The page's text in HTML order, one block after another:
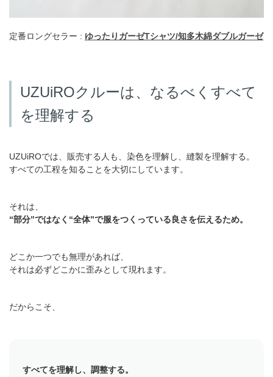
定番ロングセラー : ゆったりガーゼTシャツ/知多木綿ダブルガーゼ
UZUiROクルーは、なるべくすべて
を理解する
UZUiROでは、販売する人も、染色を理解し、縫製を理解する。
すべての工程を知ることを大切にしています。
それは、
“部分”ではなく“全体”で服をつくっている良さを伝えるため。
どこか一つでも無理があれば、
それは必ずどこかに歪みとして現れます。
だからこそ、
すべてを理解し、調整する。